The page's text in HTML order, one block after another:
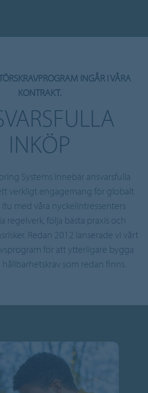
INGÅR I VÅRA
KONTRAKT.
INKÖP
Systems innebär ansvarsfulla
verkligt engagemang för globalt
itu med våra nyckelintressenters
regelverk, följa bästa praxis och
Redan 2012 lanserade vi vårt
för att ytterligare bygga
som redan finns.